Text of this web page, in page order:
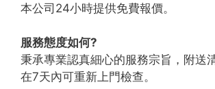
本公司24小時提供免費報價。
服務態度如何?
秉承專業認真細心的服務宗旨，附送
在7天內可重新上門檢查。